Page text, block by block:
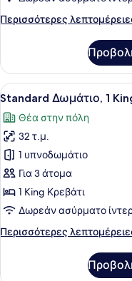
Διπλό
Κρεβάτι
Καναπέ-
Κρεβάτι,
Θέα
στην
Πόλη
Περισσότερες
Περισσότερες
Δωμάτιο,
Διπλό
με
Καναπέ-
Κρεβάτι,
Θέα
στην
Πόλη
Προβολή
όλων
των
φωτογραφιών
για
Standard
Δωμάτιο,
1
Κρεβάτι,
7
Standard Δωμάτιο, 1
Θέα στην πόλη
32 τ.μ.
1 υπνοδωμάτιο
Για 3 άτομα
1 King Κρεβάτι
Δωρεάν ασύρματο
Περισσότερες
Περισσότερες